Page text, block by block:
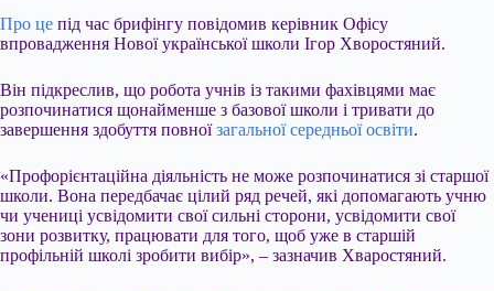
Про це під час брифінгу повідомив керівник Офісу
впровадження Нової української школи Ігор Хворостяний.
Він підкреслив, що робота учнів із такими фахівцями має
розпочинатися щонайменше з базової школи і тривати до
завершення здобуття повноїзагальної середньої освіти.
«Профорієнтаційна діяльність не може розпочинатися зі старшої
школи. Вона передбачає цілий ряд речей, які допомагають учню
чи учениці усвідомити свої сильні сторони, усвідомити свої
зони розвитку, працювати для того, щоб уже в старшій
профільній школі зробити вибір», – зазначив Хваростяний.